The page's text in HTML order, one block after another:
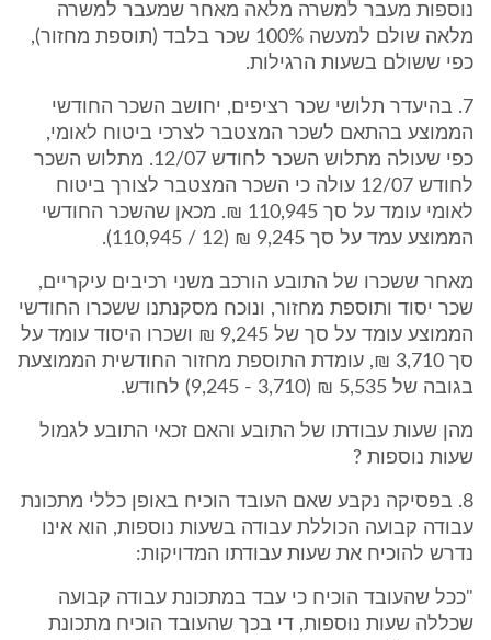
נוספות מעבר למשרה מלאה מאחר שמעבר למשרה
מלאה שולם למעשה 100% שכר בלבד (תוספת מחזור),
כפי ששולם בשעות הרגילות.
7. בהיעדר תלושי שכר רציפים, יחושב השכר החודשי
הממוצע בהתאם לשכר המצטבר לצרכי ביטוח לאומי,
כפי שעולה מתלוש השכר לחודש 12/07. מתלוש השכר
לחודש 12/07 עולה כי השכר המצטבר לצורך ביטוח
לאומי עומד על סך 110,945 ₪. מכאן שהשכר החודשי
הממוצע עמד על סך 9,245 ₪ (12 / 110,945).
מאחר ששכרו של התובע הורכב משני רכיבים עיקריים,
שכר יסוד ותוספת מחזור, ונוכח מסקנתנו ששכרו החודשי
הממוצע עומד על סך של 9,245 ₪ ושכרו היסוד עומד על
סך 3,710 ₪, עומדת התוספת מחזור החודשית הממוצעת
בגובה של 5,535 ₪ (3,710 - 9,245) לחודש.
מהן שעות עבודתו של התובע והאם זכאי התובע לגמול
שעות נוספות ?
8. בפסיקה נקבע שאם העובד הוכיח באופן כללי מתכונת
עבודה קבועה הכוללת עבודה בשעות נוספות, הוא אינו
נדרש להוכיח את שעות עבודתו המדויקות:
"ככל שהעובד הוכיח כי עבד במתכונת עבודה קבועה
שכללה שעות נוספות, די בכך שהעובד הוכיח מתכונת